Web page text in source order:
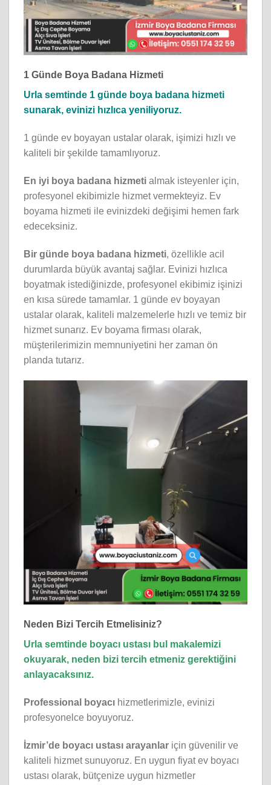
1 Günde Boya Badana Hizmeti
Urla semtinde 1 günde boya badana hizmeti
sunarak, evinizi hızlıca yeniliyoruz.
1 günde ev boyayan ustalar olarak, işimizi hızlı ve
kaliteli bir şekilde tamamlıyoruz.
En iyi boya badana hizmeti almak isteyenler için,
profesyonel ekibimizle hizmet vermekteyiz. Ev
boyama hizmeti ile evinizdeki değişimi hemen fark
edeceksiniz.
Bir günde boya badana hizmeti, özellikle acil
durumlarda büyük avantaj sağlar. Evinizi hızlıca
boyatmak istediğinizde, profesyonel ekibimiz işinizi
en kısa sürede tamamlar. 1 günde ev boyayan
ustalar olarak, kaliteli malzemelerle hızlı ve temiz bir
hizmet sunarız. Ev boyama firması olarak,
müşterilerimizin memnuniyetini her zaman ön
planda tutarız.
Neden Bizi Tercih Etmelisiniz?
Urla semtinde boyacı ustası bul makalemizi
okuyarak, neden bizi tercih etmeniz gerektiğini
anlayacaksınız.
Professional boyacı hizmetlerimizle, evinizi
profesyonelce boyuyoruz.
İzmir’de boyacı ustası arayanlar için güvenilir ve
kaliteli hizmet sunuyoruz. En uygun fiyat ev boyacı
ustası olarak, bütçenize uygun hizmetler